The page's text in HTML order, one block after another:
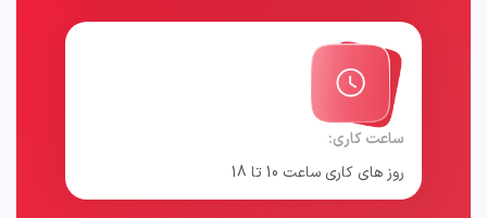
ساعت کاری:
روز های کاری ساعت 10 تا 18